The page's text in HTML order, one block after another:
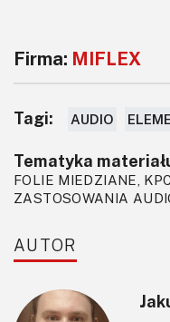
Firma: MIFLEX
Tagi: AUDIO
Tematyka
FOLIE MIEDZIANE,
ZASTOSOWANIA
AUTOR